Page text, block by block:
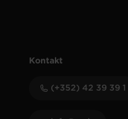
Kontakt
(+352) 42 39 39 1